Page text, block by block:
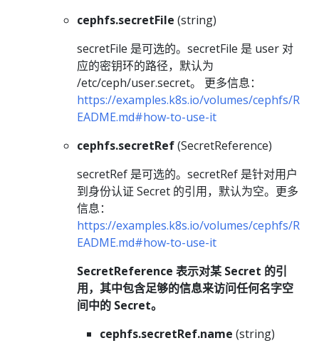
cephfs.secretFile (string)
secretFile 是可选的。secretFile 是 user 对
应的密钥环的路径，默认为
/etc/ceph/user.secret。 更多信息：
https://examples.k8s.io/volumes/cephfs/R
EADME.md#how-to-use-it
cephfs.secretRef(SecretReference)
secretRef 是可选的。secretRef 是针对用户
到身份认证 Secret 的引用，默认为空。更多
信息：
https://examples.k8s.io/volumes/cephfs/R
EADME.md#how-to-use-it
SecretReference 表示对某 Secret 的引
用，其中包含足够的信息来访问任何名字空
间中的 Secret。
cephfs.secretRef.name (string)